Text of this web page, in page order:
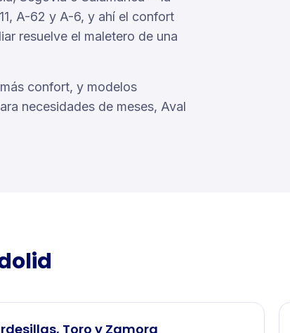
A-62 y A-6, y ahí el confort
resuelve el maletero de una
confort, y modelos
necesidades de meses, Aval
Toro y Zamora